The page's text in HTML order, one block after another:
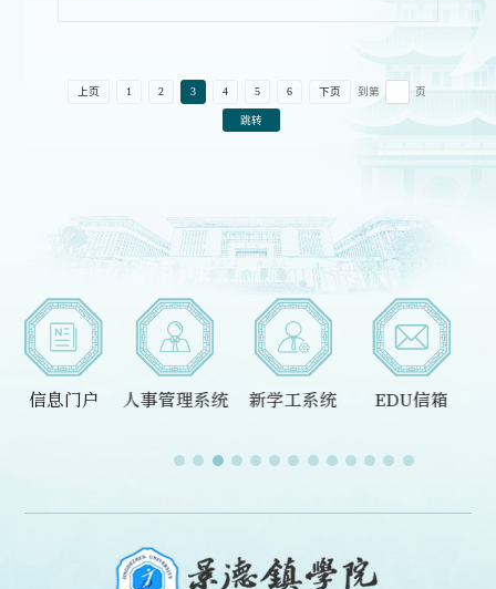
上页 1 2 3 4 5 6 下页 到第 页
跳转
信息门户
科研管理平台 人事管理系统 新学工系统 EDU信箱